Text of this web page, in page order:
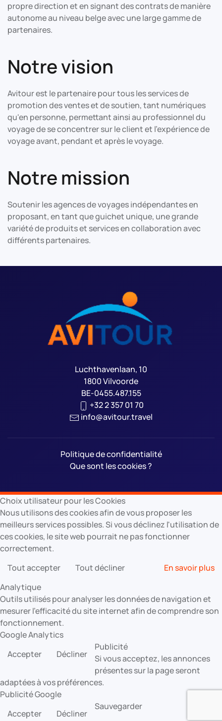
propre direction et en signant des contrats de manière
autonome au niveau belge avec une large gamme de
partenaires.
Notre vision
Avitour est le partenaire pour tous les services de
promotion des ventes et de soutien, tant numériques
qu'en personne, permettant ainsi au professionnel du
voyage de se concentrer sur le client et l'expérience de
voyage avant, pendant et après le voyage.
Notre mission
Soutenir les agences de voyages indépendantes en
proposant, en tant que guichet unique, une grande
variété de produits et services en collaboration avec
différents partenaires.
Luchthavenlaan, 10
1800 Vilvoorde
BE-0455.487.155
+32 2 357 01 70
info@avitour.travel
Politique de confidentialité
Que sont les cookies ?
Choix utilisateur pour les Cookies
Nous utilisons des cookies afin de vous proposer les
meilleurs services possibles. Si vous déclinez l'utilisation de
ces cookies, le site web pourrait ne pas fonctionner
correctement.
Tout accepter
Tout décliner
En savoir plus
Analytique
Outils utilisés pour analyser les données de navigation et
mesurer l'efficacité du site internet afin de comprendre son
fonctionnement.
Google Analytics
Accepter
Décliner
Publicité
Si vous acceptez, les annonces
présentes sur la page seront
adaptées à vos préférences.
Publicité Google
Accepter
Décliner
Sauvegarder